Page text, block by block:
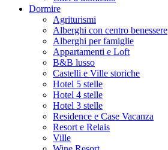
Dormire
Agriturismi
Alberghi con centro benessere
Alberghi per famiglie
Appartamenti e Loft
B&B lusso
Castelli e Ville storiche
Hotel 5 stelle
Hotel 4 stelle
Hotel 3 stelle
Residence e Case Vacanza
Resort e Relais
Ville